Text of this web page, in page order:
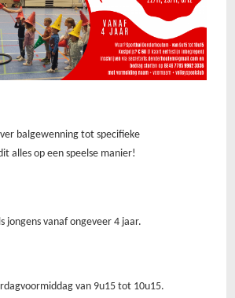
balgewenning tot specifieke
alles op een speelse manier!
jongens vanaf ongeveer 4 jaar.
van 9u15 tot 10u15.